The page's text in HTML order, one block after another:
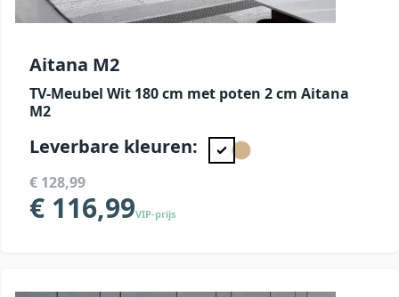
Aitana M2
TV-Meubel Wit 180 cm met poten 2 cm Aitana
M2
Leverbare kleuren:
€ 128,99
€ 116,99VIP-prijs